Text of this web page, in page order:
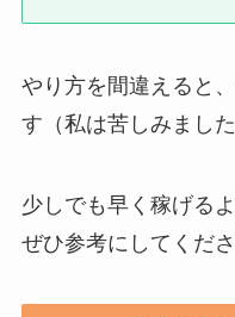
やり方を間違えると
す（私は苦しみました
少しでも早く稼げる
ぜひ参考にしてくださ